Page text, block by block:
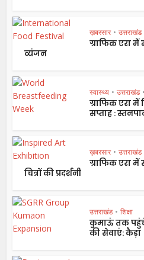
ख़बरसार • उत्तराखंड
ग्राफिक एरा
व्यंजन
स्वास्थ्य • उत्तराखंड •
ग्राफिक एरा में
सप्ताह :
ख़बरसार • उत्तराखंड
ग्राफिक एरा में
चित्रों की प्रदर्शनी
उत्तराखंड • शिक्षा
कुमाऊं तक
की सेवाएं: कैड़ा